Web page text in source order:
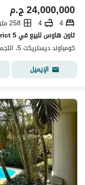
ج.م24,000,000
4
4
258 متر مربع
كومباوند ديستريكت 5، التجمع الخامس، القاهرة الجديدة، القاهرة
الإيميل